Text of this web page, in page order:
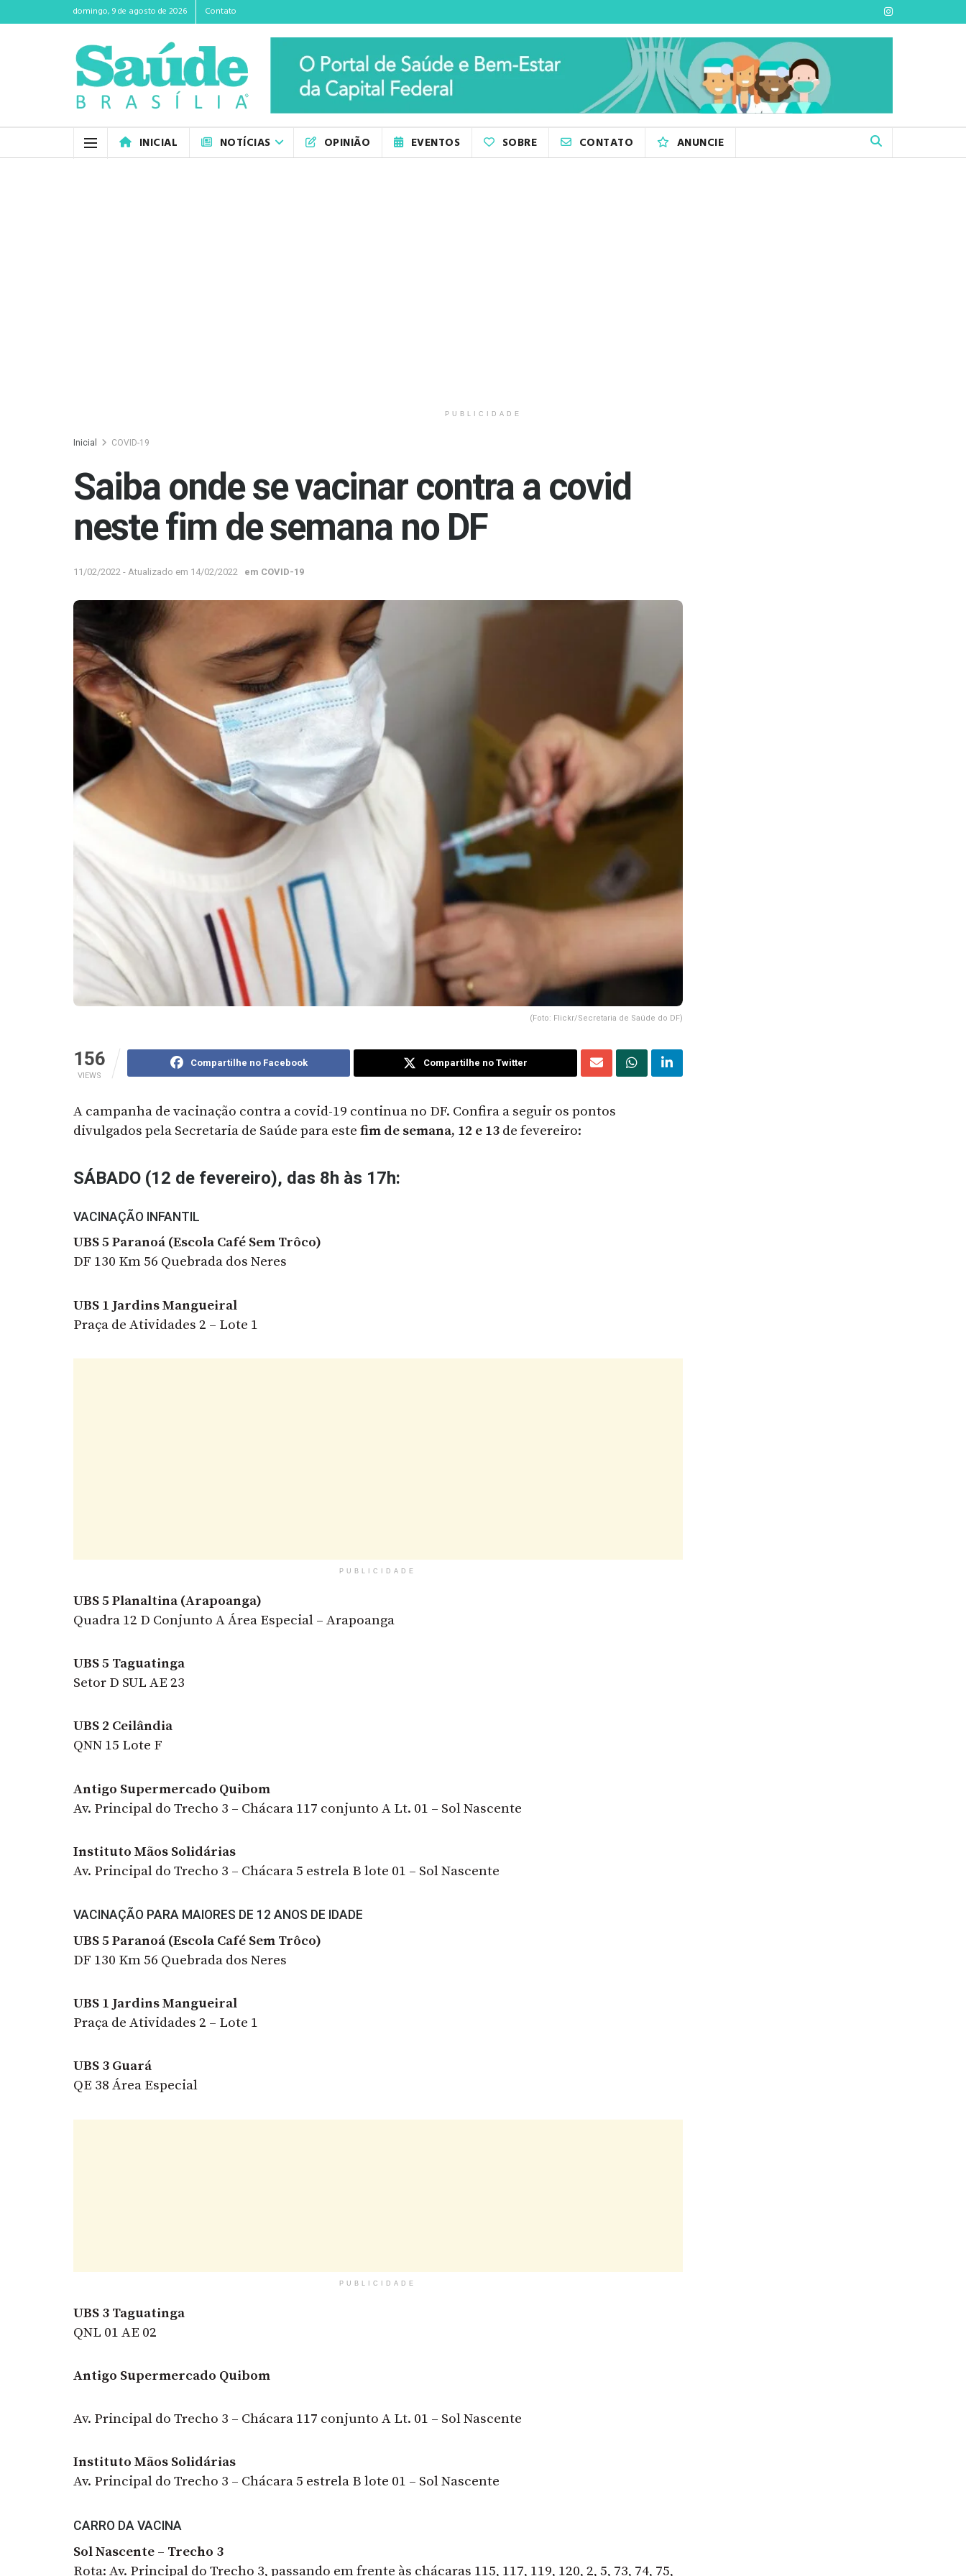
domingo, 9 de agosto de 2026 Contato
INICIAL NOTÍCIAS OPINIÃO EVENTOS SOBRE CONTATO ANUNCIE
PUBLICIDADE
Inicial COVID-19
Saiba onde se vacinar contra a covid
neste fim de semana no DF
11/02/2022 - Atualizado em 14/02/2022 em COVID-19
(Foto: Flickr/Secretaria de Saúde do DF)
156
VIEWS
Compartilhe no Facebook Compartilhe no Twitter
A campanha de vacinação contra a covid-19 continua no DF. Confira a seguir os pontos
divulgados pela Secretaria de Saúde para este fim de semana, 12 e 13 de fevereiro:
SÁBADO (12 de fevereiro), das 8h às 17h:
VACINAÇÃO INFANTIL
UBS 5 Paranoá (Escola Café Sem Trôco)
DF 130 Km 56 Quebrada dos Neres
UBS 1 Jardins Mangueiral
Praça de Atividades 2 – Lote 1
PUBLICIDADE
UBS 5 Planaltina (Arapoanga)
Quadra 12 D Conjunto A Área Especial – Arapoanga
UBS 5 Taguatinga
Setor D SUL AE 23
UBS 2 Ceilândia
QNN 15 Lote F
Antigo Supermercado Quibom
Av. Principal do Trecho 3 – Chácara 117 conjunto A Lt. 01 – Sol Nascente
Instituto Mãos Solidárias
Av. Principal do Trecho 3 – Chácara 5 estrela B lote 01 – Sol Nascente
VACINAÇÃO PARA MAIORES DE 12 ANOS DE IDADE
UBS 5 Paranoá (Escola Café Sem Trôco)
DF 130 Km 56 Quebrada dos Neres
UBS 1 Jardins Mangueiral
Praça de Atividades 2 – Lote 1
UBS 3 Guará
QE 38 Área Especial
PUBLICIDADE
UBS 3 Taguatinga
QNL 01 AE 02
Antigo Supermercado Quibom
Av. Principal do Trecho 3 – Chácara 117 conjunto A Lt. 01 – Sol Nascente
Instituto Mãos Solidárias
Av. Principal do Trecho 3 – Chácara 5 estrela B lote 01 – Sol Nascente
CARRO DA VACINA
Sol Nascente – Trecho 3
Rota: Av. Principal do Trecho 3, passando em frente às chácaras 115, 117, 119, 120, 2, 5, 73, 74, 75,